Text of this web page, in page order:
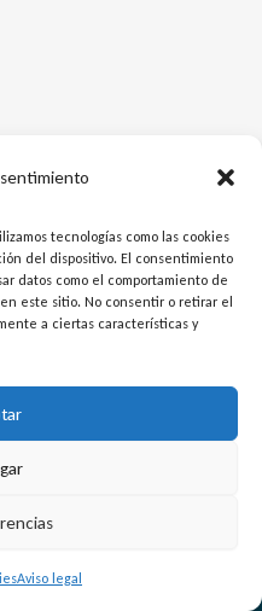
tecnologías como las cookies
del dispositivo. El consentimiento
datos como el comportamiento de
este sitio. No consentir o retirar el
a ciertas características y
Aviso legal
L
i
n
u